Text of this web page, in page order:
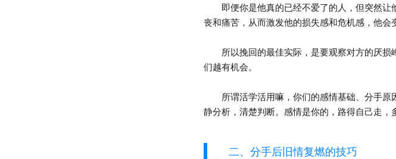
即便你是他真的已经不爱了的人，但突然让
丧和痛苦，从而激发他的损失感和危机感，他会
所以挽回的最佳实际，是要观察对方的厌损
们越有机会。
所谓活学活用嘛，你们的感情基础、分手原
静分析，清楚判断。感情是你的，路得自己走，
二、分手后旧情复燃的技巧